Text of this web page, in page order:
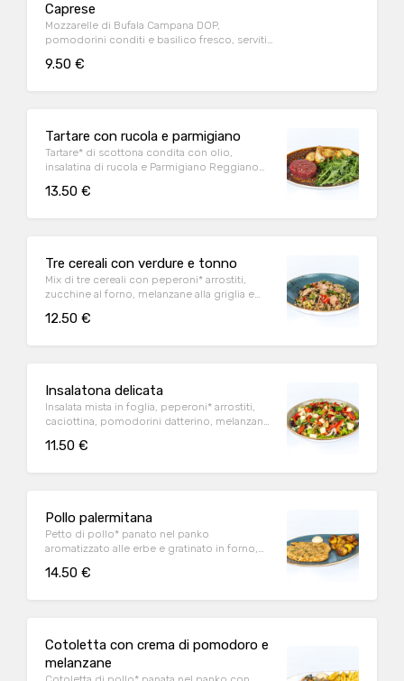
Caprese
Mozzarelle di Bufala Campana DOP,
pomodorini conditi e basilico fresco, serviti
9.50 €
Tartare con rucola e parmigiano
Tartare* di scottona condita con olio,
insalatina di rucola e Parmigiano Reggiano
13.50 €
Tre cereali con verdure e tonno
Mix di tre cereali con peperoni* arrostiti,
zucchine al forno, melanzane alla griglia e
12.50 €
Insalatona delicata
Insalata mista in foglia, peperoni* arrostiti,
caciottina, pomodorini datterino, melanzane
11.50 €
Pollo palermitana
Petto di pollo* panato nel panko
aromatizzato alle erbe e gratinato in forno,
14.50 €
Cotoletta con crema di pomodoro e
melanzane